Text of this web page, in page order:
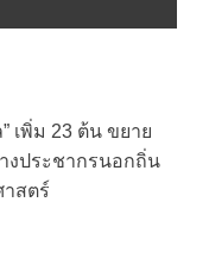
เพิ่ม 23 ต้น ขยาย
งประชากรนอกถิ่น
สตร์